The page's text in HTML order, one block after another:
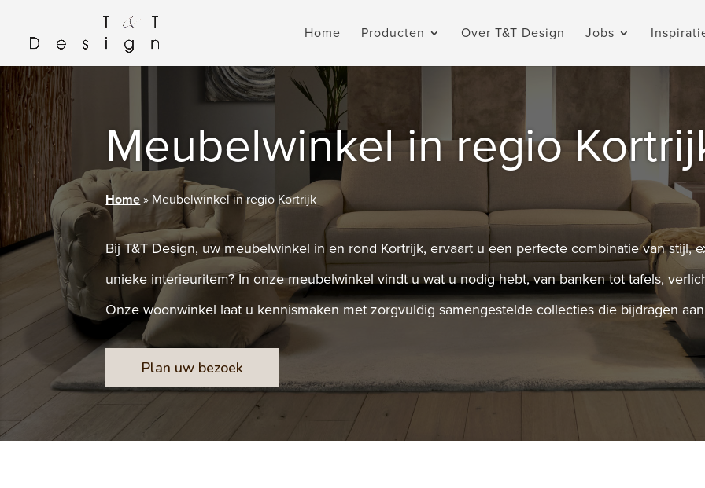
Home Producten Over T&T Design Jobs
Meubelwinkel in regio
Home » Meubelwinkel in regio Kortrijk
Bij T&T Design, uw meubelwinkel in en rond Kortrijk, ervaart u een perfecte combinatie van stijl,
unieke interieuritem? In onze meubelwinkel vindt u wat u nodig hebt, van banken tot tafels,
Onze woonwinkel laat u kennismaken met zorgvuldig samengestelde collecties die bijdragen
Plan uw bezoek